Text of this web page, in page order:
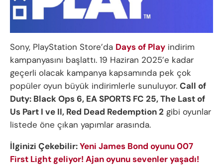
Sony, PlayStation Store’da Days of Play indirim
kampanyasını başlattı. 19 Haziran 2025’e kadar
geçerli olacak kampanya kapsamında pek çok
popüler oyun büyük indirimlerle sunuluyor. Call of
Duty: Black Ops 6, EA SPORTS FC 25, The Last of
Us Part I ve II, Red Dead Redemption 2 gibi oyunlar
listede öne çıkan yapımlar arasında.
İlginizi Çekebilir:Yeni James Bond oyunu 007
First Light geliyor! Ajan oyunu sevenler yaşadı!